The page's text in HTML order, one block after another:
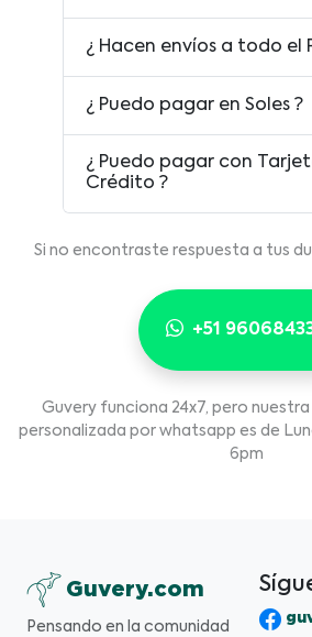
¿ Hacen envíos a todo el
¿ Puedo pagar en Soles ?
¿ Puedo pagar con
Crédito ?
Si no encontraste respuesta a tus
+51
Guvery funciona 24x7, pero
personalizada por whatsapp es de
6pm
Guvery.com
Pensando en la comunidad